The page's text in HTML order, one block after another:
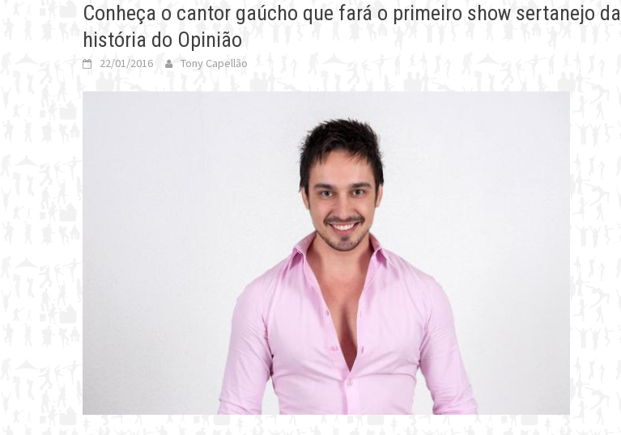
Conheça o cantor gaúcho que fará o primeiro show sertanejo da
história do Opinião
22/01/2016 Tony Capellão